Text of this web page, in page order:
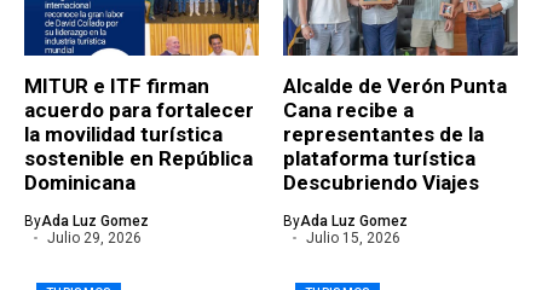
MITUR e ITF firman
acuerdo para fortalecer
la movilidad turística
sostenible en República
Dominicana
ByAda Luz Gomez
Julio 29, 2026
Alcalde de Verón Punta
Cana recibe a
representantes de la
plataforma turística
Descubriendo Viajes
ByAda Luz Gomez
Julio 15, 2026